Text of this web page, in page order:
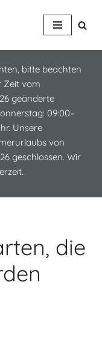
bitte beachten
Zeit vom
geänderte
09:00–
Unsere
von
geschlossen. Wir
die